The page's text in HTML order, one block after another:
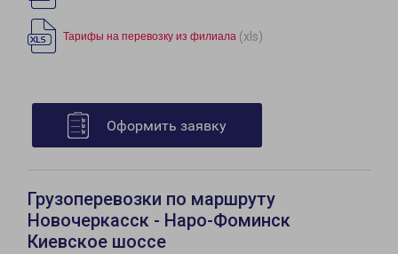
Тарифы на перевозку из филиала (xls)
Оформить заявку
Грузоперевозки по маршруту
Новочеркасск - Наро-Фоминск
Киевское шоссе